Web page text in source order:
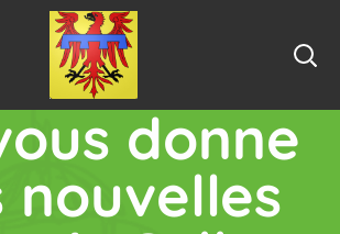
donne
nouvelles